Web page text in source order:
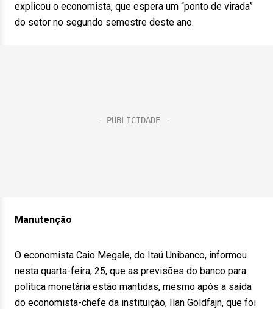
explicou o economista, que espera um “ponto de virada”
do setor no segundo semestre deste ano.
Manutenção
O economista Caio Megale, do Itaú Unibanco, informou
nesta quarta-feira, 25, que as previsões do banco para
política monetária estão mantidas, mesmo após a saída
do economista-chefe da instituição, Ilan Goldfajn, que foi